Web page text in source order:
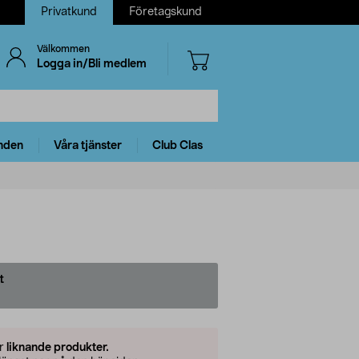
Privatkund Företagskund
Välkommen
Logga in/Bli medlem
Våra tjänster Club Clas
liknande produkter.